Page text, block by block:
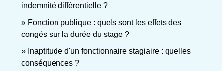
indemnité différentielle ?
Fonction publique : quels sont les effets des
congés sur la durée du stage ?
Inaptitude d'un fonctionnaire stagiaire : quelles
conséquences ?